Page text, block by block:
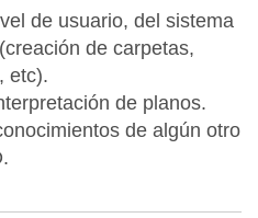
de usuario, del sistema
de carpetas,
etc).
de planos.
de algún otro